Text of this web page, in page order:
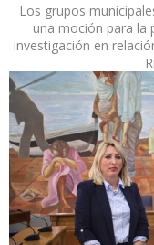
Los grupos
una moción para la
investigación en